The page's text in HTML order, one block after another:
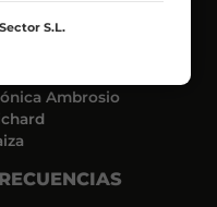
Carlos
Ambrosio
S.L.